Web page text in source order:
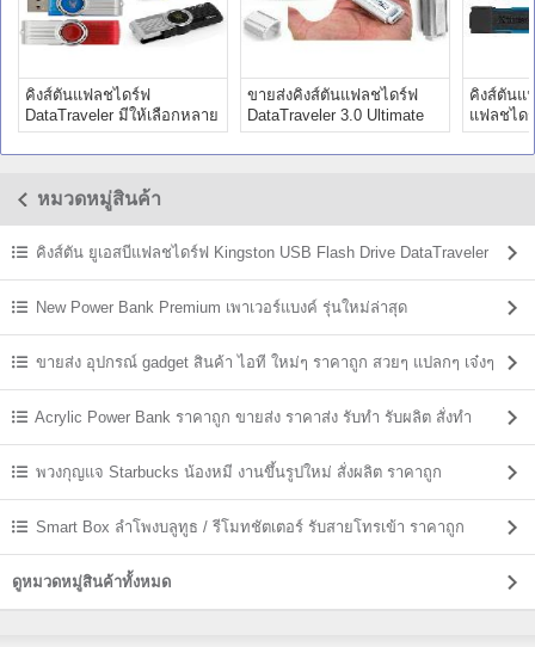
คิงส์ตันแฟลชไดร์ฟ
DataTraveler มีให้เลือกหลาย
สี ขายส่ง พร้อมสกรีนโลโก้
ขายส่งคิงส์ตันแฟลชไดร์ฟ
DataTraveler 3.0 Ultimate
(NEW !!!) รุ่น DTU30
คิงส์ตันแ
แฟลชได
ขายส่ง
หมวดหมู่สินค้า
คิงส์ตัน ยูเอสบีแฟลชไดร์ฟ Kingston USB Flash Drive DataTraveler
ราคาส่งNew Power Bank Premium เพาเวอร์แบงค์ รุ่นใหม่ล่าสุด
ขายส่ง อุปกรณ์ gadget สินค้า ไอที ใหม่ๆ ราคาถูก สวยๆ แปลกๆ เจ๋งๆ
Acrylic Power Bank ราคาถูก ขายส่ง ราคาส่ง รับทำ รับผลิต สั่งทำ
พวงกุญแจ Starbucks น้องหมี งานขึ้นรูปใหม่ สั่งผลิต ราคาถูก
Smart Box ลำโพงบลูทูธ / รีโมทชัตเตอร์ รับสายโทรเข้า ราคาถูก
ดูหมวดหมู่สินค้าทั้งหมด